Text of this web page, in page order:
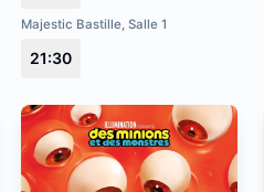
Majestic Bastille, Salle 1
21:30